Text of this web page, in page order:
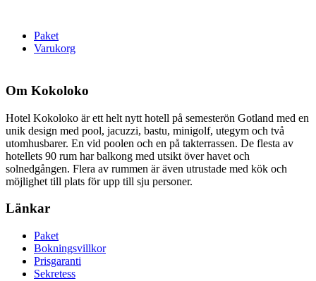
Paket
Varukorg
Om Kokoloko
Hotel Kokoloko är ett helt nytt hotell på semesterön Gotland med en
unik design med pool, jacuzzi, bastu, minigolf, utegym och två
utomhusbarer. En vid poolen och en på takterrassen. De flesta av
hotellets 90 rum har balkong med utsikt över havet och
solnedgången. Flera av rummen är även utrustade med kök och
möjlighet till plats för upp till sju personer.
Länkar
Paket
Bokningsvillkor
Prisgaranti
Sekretess